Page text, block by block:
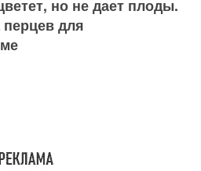
но не дает плоды.
для